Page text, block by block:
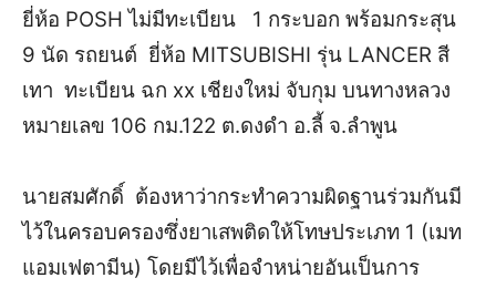
ยี่ห้อ POSH ไม่มีทะเบียน 1 กระบอก พร้อมกระสุน
9 นัด รถยนต์ ยี่ห้อ MITSUBISHI รุ่น LANCER สี
เทา ทะเบียน ฉก xx เชียงใหม่ จับกุม บนทางหลวง
หมายเลข 106 กม.122 ต.ดงดำ อ.ลี้ จ.ลำพูน
นายสมศักดิ์ ต้องหาว่ากระทำความผิดฐานร่วมกันมี
ไว้ในครอบครองซึ่งยาเสพติดให้โทษประเภท 1 (เมท
แอมเฟตามีน) โดยมีไว้เพื่อจำหน่ายอันเป็นการ